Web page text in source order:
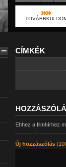
CÍMKÉK
-
Ehhez a filmhírhez
Új hozzászólás